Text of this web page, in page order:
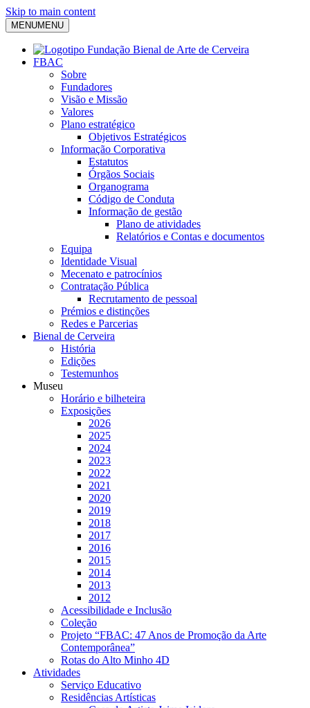
Skip to main content
MENUMENU
FBAC
Sobre
Fundadores
Visão e Missão
Valores
Plano estratégico
Objetivos Estratégicos
Informação Corporativa
Estatutos
Órgãos Sociais
Organograma
Código de Conduta
Informação de gestão
Plano de atividades
Relatórios e Contas e documentos
Equipa
Identidade Visual
Mecenato e patrocínios
Contratação Pública
Recrutamento de pessoal
Prémios e distinções
Redes e Parcerias
Bienal de Cerveira
História
Edições
Testemunhos
Museu
Horário e bilheteira
Exposições
2026
2025
2024
2023
2022
2021
2020
2019
2018
2017
2016
2015
2014
2013
2012
Acessibilidade e Inclusão
Coleção
Projeto “FBAC: 47 Anos de Promoção da Arte
Contemporânea”
Rotas do Alto Minho 4D
Atividades
Serviço Educativo
Residências Artísticas